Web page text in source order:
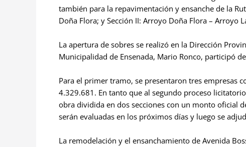
también para la repavimentación y ensanche de la
Doña Flora; y Sección II: Arroyo Doña Flora – Arroyo
La apertura de sobres se realizó en la Dirección
Municipalidad de Ensenada, Mario Ronco, participó
Para el primer tramo, se presentaron tres empresas
4.329.681. En tanto que al segundo proceso
obra dividida en dos secciones con un monto oficial
serán evaluadas en los próximos días y luego se
La remodelación y el ensanchamiento de Avenida